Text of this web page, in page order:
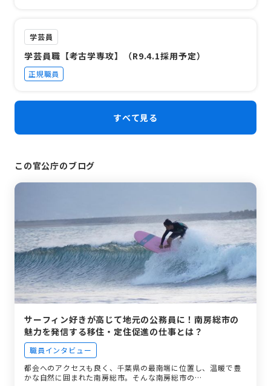
学芸員
学芸員職【考古学専攻】（R9.4.1採用予定）
正規職員
すべて見る
この官公庁のブログ
サーフィン好きが高じて地元の公務員に！南房総市の
魅力を発信する移住・定住促進の仕事とは？
職員インタビュー
都会へのアクセスも良く、千葉県の最南端に位置し、温暖で豊
かな自然に囲まれた南房総市。そんな南房総市の…